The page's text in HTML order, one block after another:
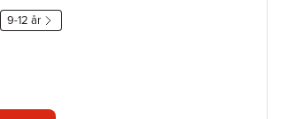
9-12 år